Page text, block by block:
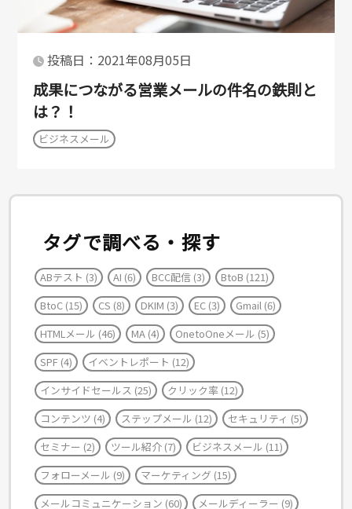
投稿日：2021年08月05日
成果につながる営業メールの件名の鉄則と
は？！
ビジネスメール
タグで調べる・探す
ABテスト (3) AI (6) BCC配信 (3) BtoB (121)
BtoC (15) CS (8) DKIM (3) EC (3) Gmail (6)
HTMLメール (46) MA (4) OnetoOneメール (5)
SPF (4) イベントレポート (12)
インサイドセールス (25) クリック率 (12)
コンテンツ (4) ステップメール (12) セキュリティ (5)
セミナー (2) ツール紹介 (7) ビジネスメール (11)
フォローメール (9) マーケティング (15)
メールコミュニケーション (60) メールディーラー (9)